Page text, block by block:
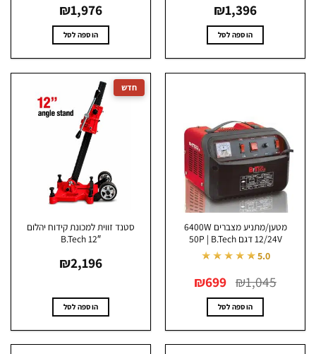
₪1,396
הוספה לסל
₪1,976
הוספה לסל
מטען/מתניע מצברים 6400W
12/24V דגם 50P | B.Tech
★★★★★
₪1,045 המקורי
היה:
₪1,045.
₪ 699 הנוכחי
הוא:
₪699.
הוספה לסל
סטנד זווית למכונת קידוח יהלום
B.Tech 12″
₪2,196
הוספה לסל